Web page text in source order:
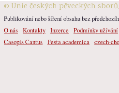
© Unie českých pěveckých sborů,
Publikování nebo šíření obsahu bez
O nás Kontakty Inzerce Podmínky užívání
Časopis Cantus Festa academica czech-